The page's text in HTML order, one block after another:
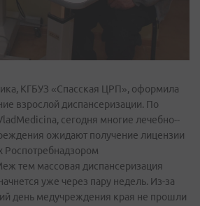
КГБУЗ «Спасская ЦРП», оформила
взрослой диспансеризации. По
сегодня многие лечебно-­
ожидают получение лицензии
Роспотребнадзором
тем массовая диспансеризация
уже через пару недель. Из-­за
день медучреждения края не прошли